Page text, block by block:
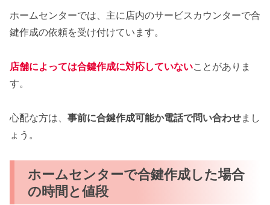
ホームセンターでは、主に店内のサービスカウンターで合
鍵作成の依頼を受け付けています。
店舗によっては合鍵作成に対応していないことがありま
す。
心配な方は、 事前に合鍵作成可能か電話で問い合わせまし
ょう。
ホームセンターで合鍵作成した場合
の時間と値段